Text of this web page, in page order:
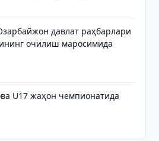
давлат раҳбарлари
очилиш маросимида
U17 жаҳон чемпионатида